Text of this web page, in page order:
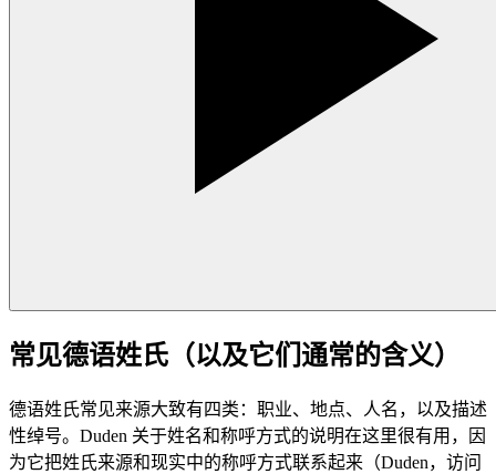
常见德语姓氏（以及它们通常的含义）
德语姓氏常见来源大致有四类：职业、地点、人名，以及描述
性绰号。Duden 关于姓名和称呼方式的说明在这里很有用，因
为它把姓氏来源和现实中的称呼方式联系起来（Duden，访问